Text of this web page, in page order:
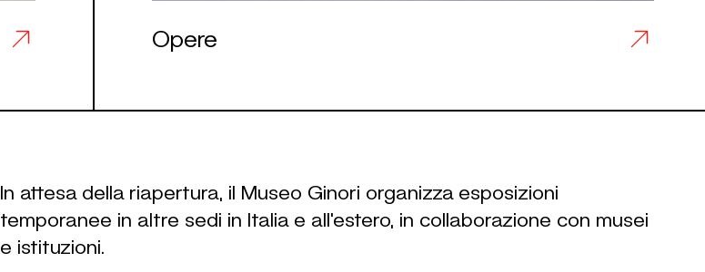
Opere
In attesa della riapertura, il Museo Ginori organizza esposizioni
temporanee in altre sedi in Italia e all'estero, in collaborazione con musei
e istituzioni.